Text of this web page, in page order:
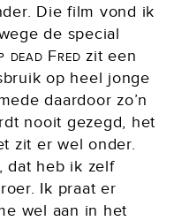
Die film vond ik
de special
dead Fred zit een
op heel jonge
daardoor zo’n
nooit gezegd, het
zit er wel onder.
dat heb ik zelf
Ik praat er
wel aan in het